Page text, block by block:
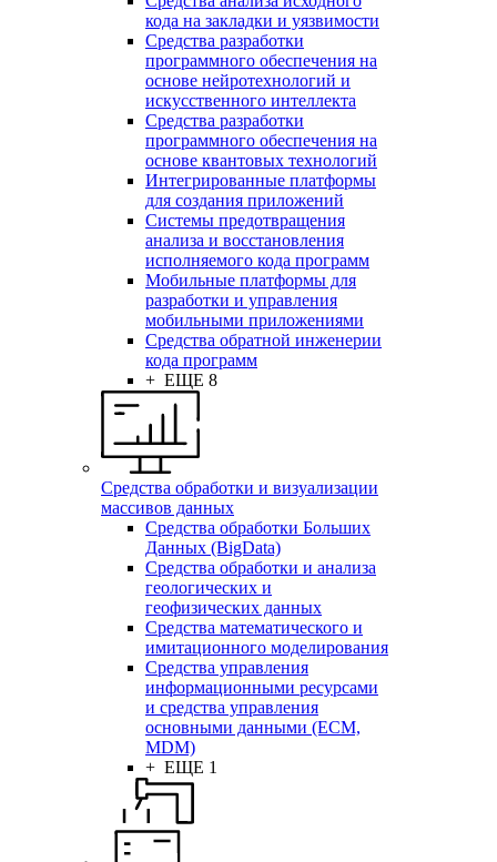
кода на закладки и уязвимости
Средства разработки
программного обеспечения на
основе нейротехнологий и
искусственного интеллекта
Средства разработки
программного обеспечения на
основе квантовых технологий
Интегрированные платформы
для создания приложений
Системы предотвращения
анализа и восстановления
исполняемого кода программ
Мобильные платформы для
разработки и управления
мобильными приложениями
Средства обратной инженерии
кода программ
+ ЕЩЕ 8
Средства обработки и визуализации
массивов данных
Средства обработки Больших
Данных (BigData)
Средства обработки и анализа
геологических и
геофизических данных
Средства математического и
имитационного моделирования
Средства управления
информационными ресурсами
и средства управления
основными данными (ECM,
MDM)
+ ЕЩЕ 1